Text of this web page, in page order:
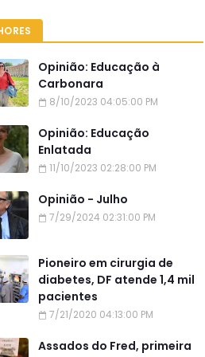
Opinião: Educação à
Carbonara
8/10/2023 04:05:00 PM
Opinião: Educação
Enlatada
11/10/2023 02:28:00 PM
Opinião - Julho
7/29/2024 02:31:00 PM
Pioneiro em cirurgia de
diabetes, DF atende 1,4 mil
pacientes
7/21/2020 04:13:00 PM
Assados do Fred, primeira